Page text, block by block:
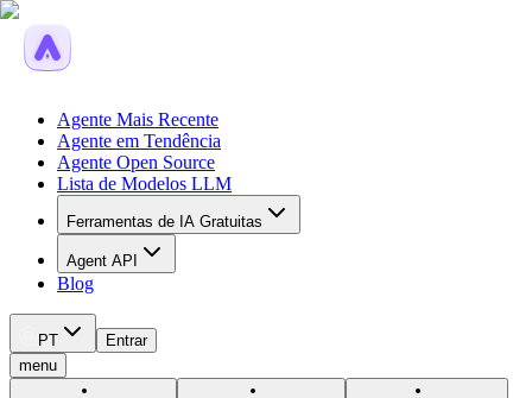
Agente Mais Recente
Agente em Tendência
Agente Open Source
Lista de Modelos LLM
Ferramentas de IA Gratuitas
Agent API
Blog
PT
Entrar
menu